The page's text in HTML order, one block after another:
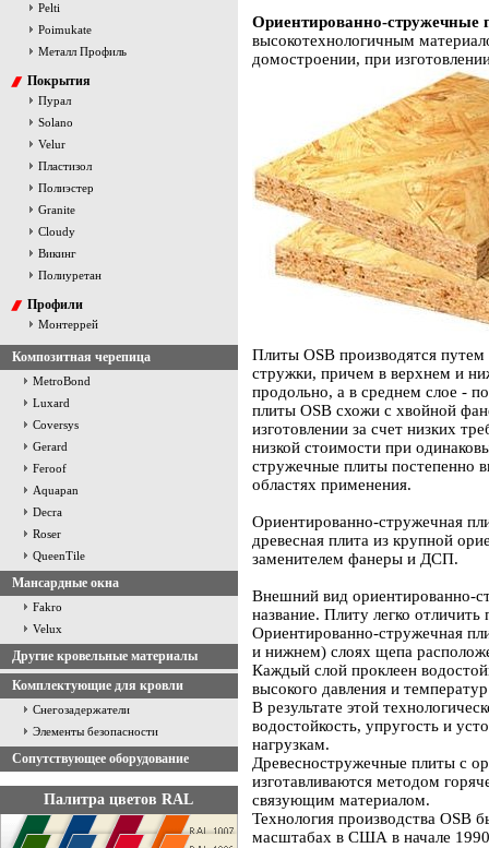
Pelti
Poimukate
Металл Профиль
Покрытия
Пурал
Solano
Velur
Пластизол
Полиэстер
Granite
Cloudy
Викинг
Полиуретан
Профили
Монтеррей
Композитная черепица
MetroBond
Luxard
Coversys
Gerard
Feroof
Aquapan
Decra
Roser
QueenTile
Мансардные окна
Fakro
Velux
Другие кровельные материалы
Комплектующие для кровли
Снегозадержатели
Элементы безопасности
Сопутствующее оборудование
Палитра цветов RAL
Ориентированно-стружечные
высокотехнологичным
домостроении, при
Плиты OSB производятся
стружки, причем в верхнем и
продольно, а в среднем слое -
плиты OSB схожи с хвойной
изготовлении за счет низких
низкой стоимости при
стружечные плиты постепенно
областях применения.
Ориентированно-стружечная
древесная плита из крупной
заменителем фанеры и ДСП.
Внешний вид ориентированно-
название. Плиту легко
Ориентированно-стружечная
и нижнем) слоях щепа
Каждый слой проклеен
высокого давления и
В результате этой
водостойкость, упругость и
нагрузкам.
Древесностружечные плиты с
изготавливаются методом
связующим материалом.
Технология производства
масштабах в США в начале